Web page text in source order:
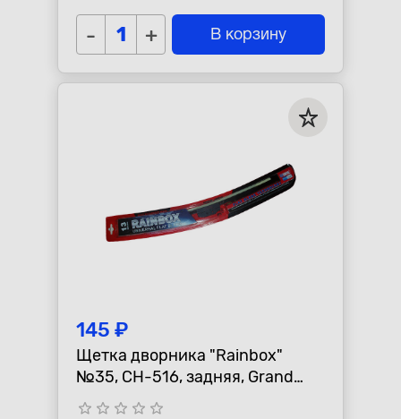
- + В корзину
145 ₽
Щетка дворника "Rainbox"
№35, CH-516, задняя, Grand
Cherokee III 2005 - 2010
star_border star_border star_border star_border star_border